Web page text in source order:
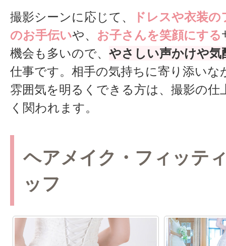
撮影シーンに応じて、
ドレスや衣装
のお手伝いや、 お子さんを笑顔にする
機会も多いので、 やさしい声かけや気
仕事です。相手の気持ちに寄り添いな
雰囲気を明るくできる方は、撮影の仕
く関われます。
ヘアメイク・フィッテ
ッフ